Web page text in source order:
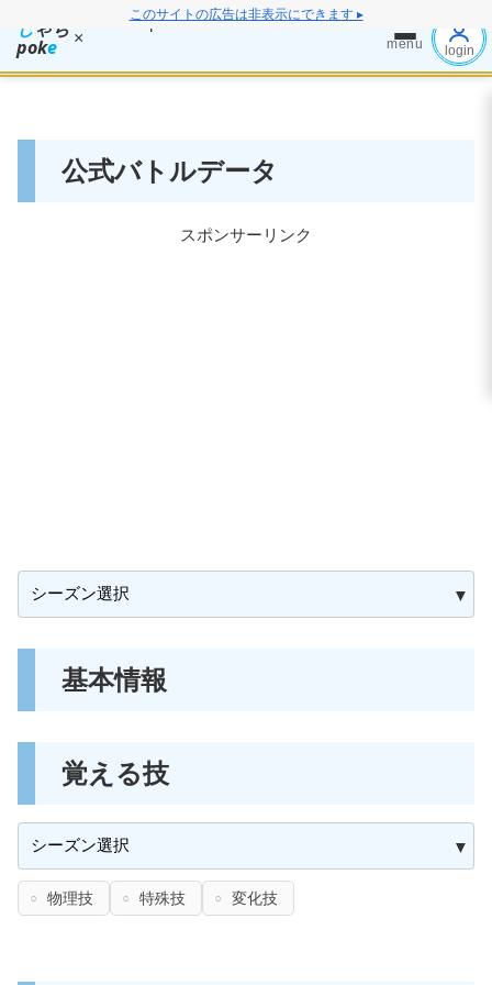
このサイトの広告は非表示にできます ▸
しゃち
poke × menu login
公式バトルデータ
スポンサーリンク
基本情報
覚える技
物理技 特殊技 変化技